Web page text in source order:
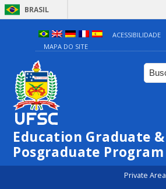
BRASIL
ACESSIBILIDADE
MAPA DO SITE
Education Graduate &
Posgraduate Program
Private Area